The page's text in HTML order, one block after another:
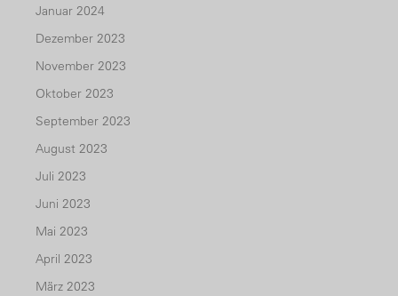
Januar 2024
Dezember 2023
November 2023
Oktober 2023
September 2023
August 2023
Juli 2023
Juni 2023
Mai 2023
April 2023
März 2023